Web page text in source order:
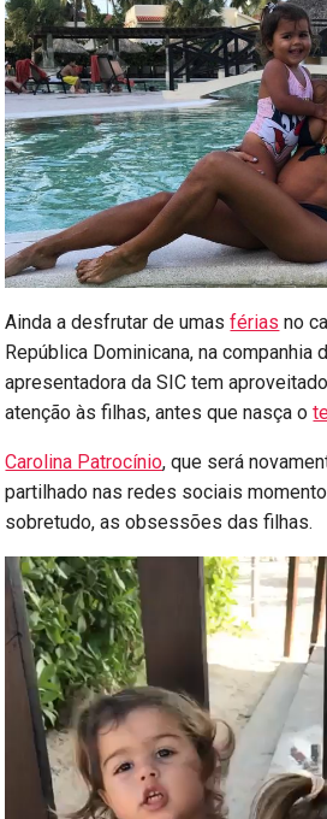
Ainda a desfrutar de umasférias no
República Dominicana, na companhia
apresentadora da SIC tem
atenção às filhas, antes que nasça o
Carolina Patrocínio, que será
partilhado nas redes sociais
sobretudo, as obsessões das filhas.
Reprodutor
de
vídeo